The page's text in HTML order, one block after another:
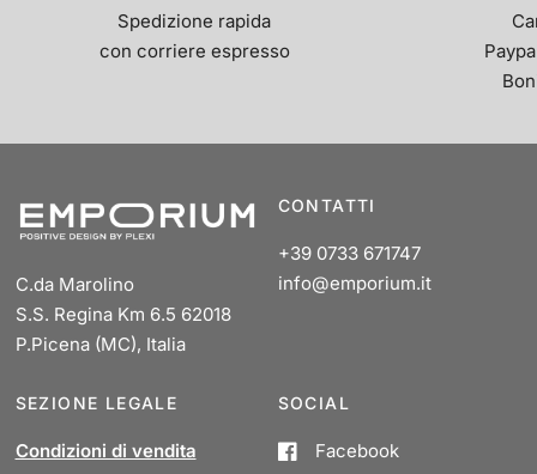
Spedizione rapida
con corriere espresso
C.da Marolino
S.S. Regina Km 6.5 62018
P.Picena (MC), Italia
CONTATTI
+39 0733 671747
info@emporium.it
SEZIONE LEGALE
Condizioni di vendita
SOCIAL
Facebook